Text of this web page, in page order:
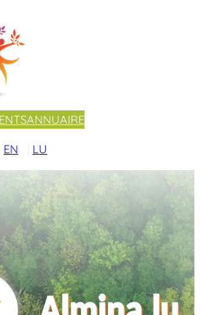
ANNUAIRE
EN LU